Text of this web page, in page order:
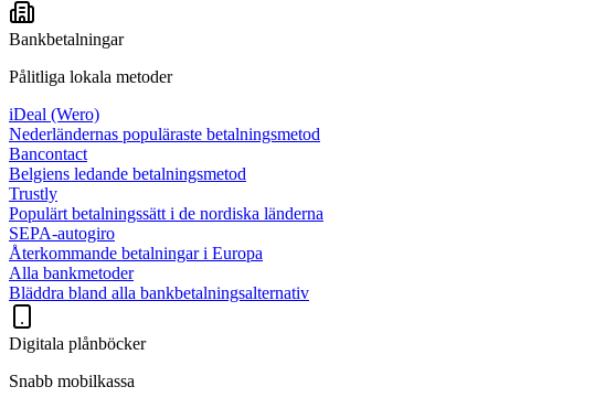
Bankbetalningar
Pålitliga lokala metoder
iDeal (Wero)
Nederländernas populäraste betalningsmetod
Bancontact
Belgiens ledande betalningsmetod
Trustly
Populärt betalningssätt i de nordiska länderna
SEPA-autogiro
Återkommande betalningar i Europa
Alla bankmetoder
Bläddra bland alla bankbetalningsalternativ
Digitala plånböcker
Snabb mobilkassa